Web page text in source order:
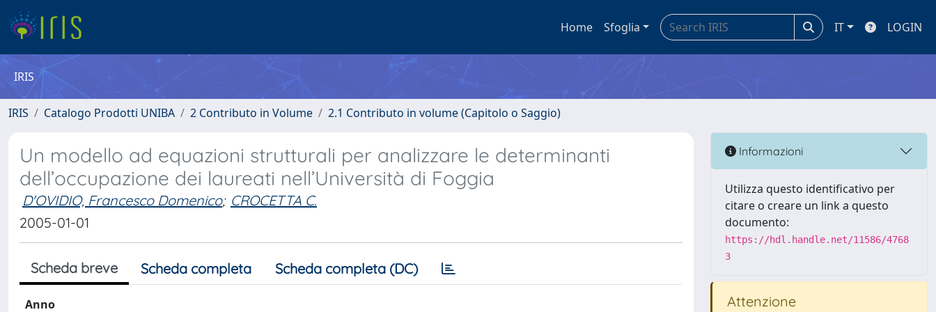
Home Sfoglia IT LOGIN
IRIS
IRIS Catalogo Prodotti UNIBA 2 Contributo in Volume 2.1 Contributo in volume (Capitolo o Saggio)
Un modello ad equazioni strutturali per analizzare le determinanti
dell’occupazione dei laureati nell’Università di Foggia
D'OVIDIO, Francesco Domenico; CROCETTA C.
2005-01-01
Scheda breve Scheda completa Scheda completa (DC)
Anno
Informazioni
Utilizza questo identificativo per
citare o creare un link a questo
documento:
https://hdl.handle.net/11586/4768
3
Attenzione